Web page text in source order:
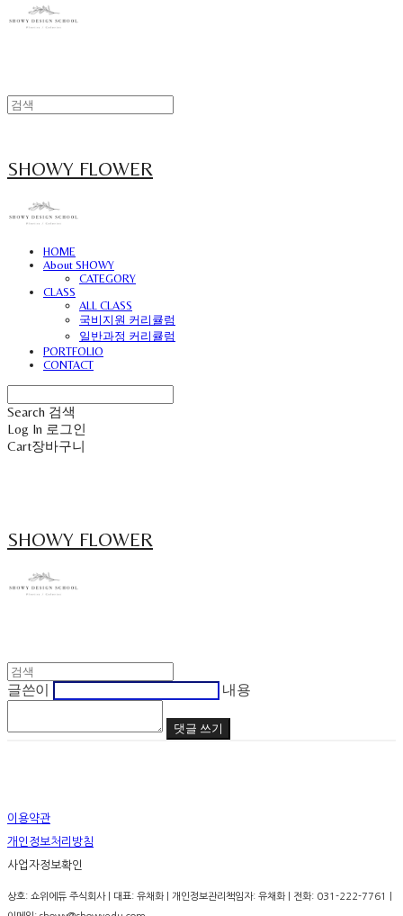
SHOWY FLOWER
HOME
About SHOWY
CATEGORY
CLASS
ALL CLASS
국비지원 커리큘럼
일반과정 커리큘럼
PORTFOLIO
CONTACT
Search 검색
Log In 로그인
Cart장바구니
SHOWY FLOWER
글쓴이 내용
댓글 쓰기
이용약관
개인정보처리방침
사업자정보확인
상호: 쇼위에듀 주식회사 | 대표: 유채화 | 개인정보관리책임자: 유채화 | 전화: 031-222-7761 |